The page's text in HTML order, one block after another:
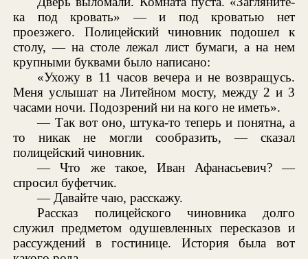
ка под кровать» — и под кроватью нет
проезжего. Полицейский чиновник подошел к
столу, — на столе лежал лист бумаги, а на нем
крупными буквами было написано:
«Ухожу в 11 часов вечера и не возвращусь.
Меня услышат на Литейном мосту, между 2 и 3
часами ночи. Подозрений ни на кого не иметь».
— Так вот оно, штука-то теперь и понятна, а
то никак не могли сообразить, — сказал
полицейский чиновник.
— Что же такое, Иван Афанасьевич? —
спросил буфетчик.
— Давайте чаю, расскажу.
Рассказ полицейского чиновника долго
служил предметом одушевленных пересказов и
рассуждений в гостинице. История была вот